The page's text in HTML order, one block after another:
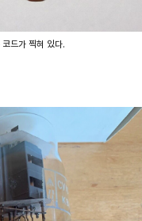
드가 찍혀 있다.